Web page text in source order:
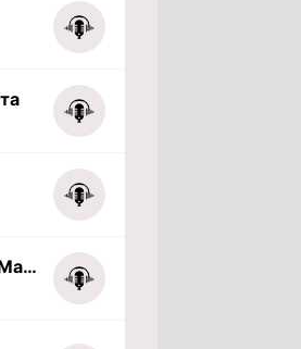
Magnetic (Anytunz Marimba Ringtone)